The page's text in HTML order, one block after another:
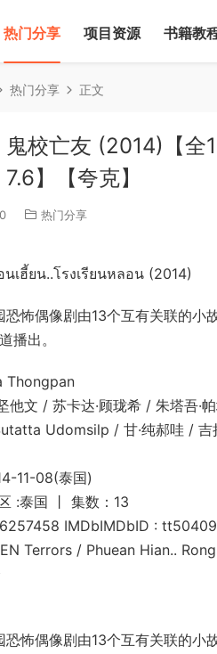
热门分享 项目资源 书籍教
热门分享 正文
鬼校亡友 (2014)【
】【夸克】
热门分享
นเฮี้ยน..โรงเรียนหลอน (2014)
恐怖偶像剧由13个互有关联的小
播出。
Thongpan
他文 / 苏卡达·顾珑希 / 朱塔吾
Udomsilp / 甘·纯郝哇 /
11-08(泰国)
:泰国 丨 集数：13
IMDbIMDbID :
Terrors / Phuean Hian..
恐怖偶像剧由13个互有关联的小